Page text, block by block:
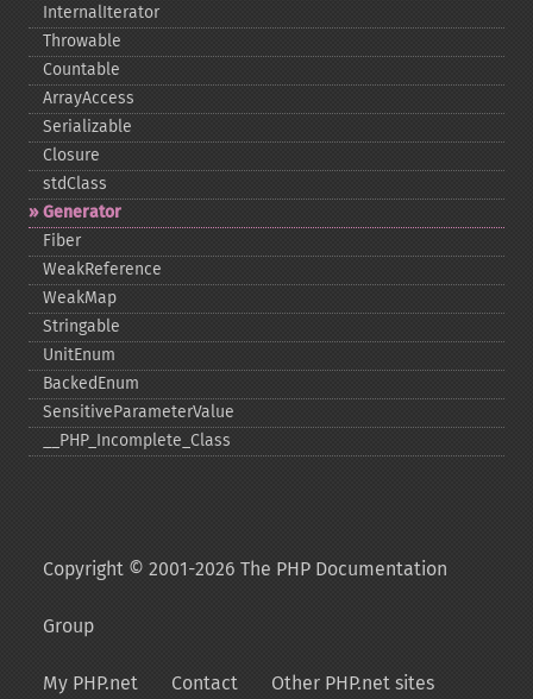
InternalIterator
Throwable
Countable
ArrayAccess
Serializable
Closure
stdClass
Generator
Fiber
WeakReference
WeakMap
Stringable
UnitEnum
BackedEnum
SensitiveParameterValue
_​_​PHP_​Incomplete_​Class
Copyright © 2001-2026 The PHP Documentation
Group
My PHP.net Contact Other PHP.net sites